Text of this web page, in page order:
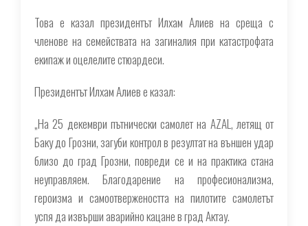
Това е казал президентът Илхам Алиев на среща с
членове на семействата на загиналия при катастрофата
екипаж и оцелелите стюардеси.
Президентът Илхам Алиев е казал:
„На 25 декември пътнически самолет на AZAL, летящ от
Баку до Грозни, загуби контрол в резултат на външен удар
близо до град Грозни, повреди се и на практика стана
неуправляем. Благодарение на професионализма,
героизма и самоотвержеността на пилотите самолетът
успя да извърши аварийно кацане в град Актау.